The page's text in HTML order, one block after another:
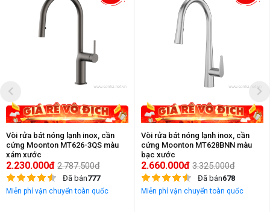
Vòi rửa bát nóng lạnh inox, cần
cứng Moonton MT626-3QS màu
xám xước
2.230.000đ 2.787.500đ
Đã bán777
Miễn phí vận chuyển toàn quốc
Vòi rửa bát nóng lạnh inox, cần
cứng Moonton MT628BNN màu
bạc xước
2.660.000đ 3.325.000đ
Đã bán678
Miễn phí vận chuyển toàn quốc